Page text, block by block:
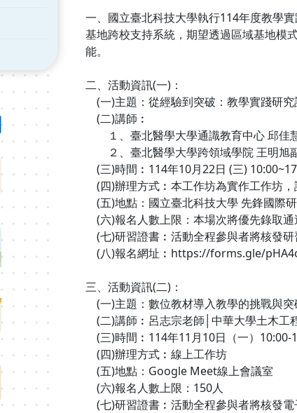
一、國立臺北科技大學執行114年度教學
基地跨校支持系統，期望透過區域基地模
能。
二、活動資訊(一)：
(一)主題：從經驗到突破：教學實踐研
(二)講師︰
１、臺北醫學大學通識教育中心 邱佳
２、臺北醫學大學跨領域學院 王明旭
(三)時間︰114年10月22日 (三)
(四)辦理方式︰本工作坊為實作工作坊，
(五)地點：國立臺北科技大學 先鋒國際
(六)報名人數上限：本場次將優先錄取通
(七)研習證書︰活動全程參與者將核發研
(八)報名網址︰https://forms.gle/
三、活動資訊(二)：
(一)主題：數位教材導入教學的挑戰與
(二)講師︰呂志宗老師│中華大學土木工
(三)時間︰114年11月10日（一）10:00-
(四)辦理方式︰線上工作坊
(五)地點：Google Meet線上會議室
(六)報名人數上限：150人
(七)研習證書︰活動全程參與者將核發電